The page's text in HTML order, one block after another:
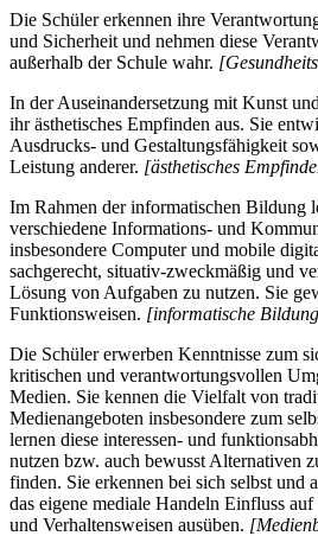
Die Schüler erkennen ihre
und Sicherheit und nehmen diese
außerhalb der Schule wahr.
In der Auseinandersetzung mit Kunst
ihr ästhetisches Empfinden aus. Sie
Ausdrucks- und Gestaltungsfähigkeit
Leistung anderer. [ästhetisches
Im Rahmen der informatischen Bildung
verschiedene Informations- und
insbesondere Computer und mobile
sachgerecht, situativ-zweckmäßig und
Lösung von Aufgaben zu nutzen. Sie
Funktionsweisen. [informatische
Die Schüler erwerben Kenntnisse zum
kritischen und verantwortungsvollen
Medien. Sie kennen die Vielfalt von
Medienangeboten insbesondere zum
lernen diese interessen- und
nutzen bzw. auch bewusst Alternativen
finden. Sie erkennen bei sich selbst und
das eigene mediale Handeln Einfluss
und Verhaltensweisen ausüben.